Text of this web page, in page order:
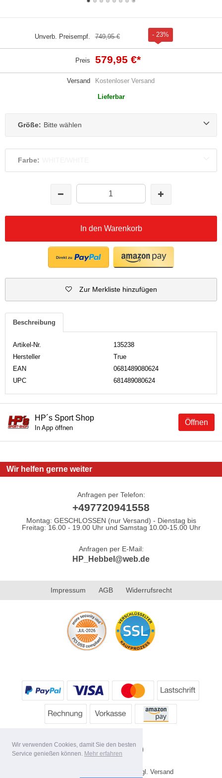
Wir verwenden Cookies, damit Sie den besten
Service genießen können. Mehr erfahren
Unverb. Preisempf. 749,95 € - 23%
Preis 579,95 €*
Versand Kostenloser Versand
Lieferbar
Größe: Bitte wählen
Farbe:
In den Warenkorb
Zur Merkliste hinzufügen
Beschreibung
Artikel-Nr.
135238
Hersteller
True
EAN
0681489080624
UPC
681489080624
Öffnen
HP´s Sport Shop
In App öffnen
Wir helfen gerne weiter
Anfragen per Telefon:
+497720941558
Montag: GESCHLOSSEN (nur Versand) - Dienstag bis
Freitag: 16.00 - 19.00 Uhr und Samstag 10.00-15.00 Uhr
Anfragen per E-Mail:
HP_Hebbel@web.de
Impressum AGB Widerrufsrecht
* Alle Preise inkl. MwSt. evtl. zzgl. Versand